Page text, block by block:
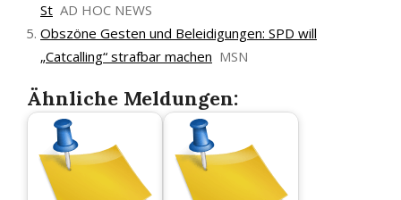
St AD HOC NEWS
Obszöne Gesten und Beleidigungen: SPD will
„Catcalling“ strafbar machen MSN
Ähnliche Meldungen: